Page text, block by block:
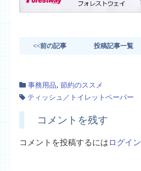
<<前の記事 投稿記事一覧
事務用品,節約のススメ
ティッシュ／トイレットペーパー
コメントを残す
コメントを投稿するには ログイン